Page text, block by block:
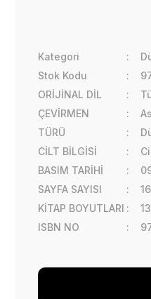
Kategori
Stok Kodu
ORİJİNAL DİL
ÇEVİRMEN
TÜRÜ
CİLT BİLGİSİ
BASIM TARİHİ
SAYFA SAYISI
KİTAP BOYUTLARI
ISBN NO